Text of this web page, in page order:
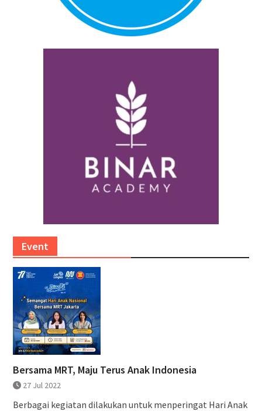
Event
Bersama MRT, Maju Terus Anak Indonesia
27 Jul 2022
Berbagai kegiatan dilakukan untuk menperingat Hari Anak